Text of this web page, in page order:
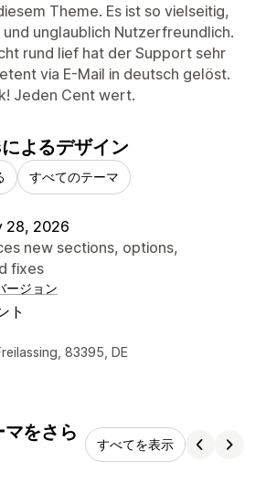
Theme. Es ist so vielseitig,
unglaublich Nutzerfreundlich.
rund lief hat der Support sehr
via E-Mail in deutsch gelöst.
Jeden Cent wert.
よるデザイン
すべてのテーマ
28, 2026
new sections, options,
fixes
ージョン
ト
情報 83395, DE
をさら
すべてを表示